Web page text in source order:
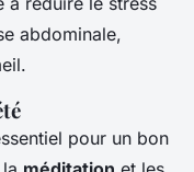
abdominale,
pour un bon